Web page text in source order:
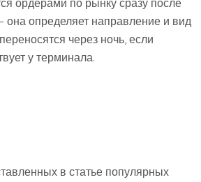
ордерами по рынку сразу после
она определяет направление и вид
через ночь, если
у терминала.
в статье популярных